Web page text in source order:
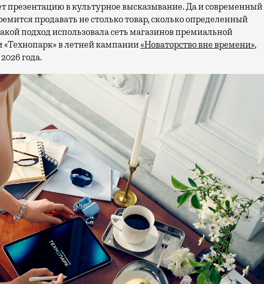
презентацию в культурное высказывание. Да и современный
продавать не столько товар, сколько определенный
подход использовала сеть магазинов премиальной
в летней кампании«Новаторство вне времени»,
года.